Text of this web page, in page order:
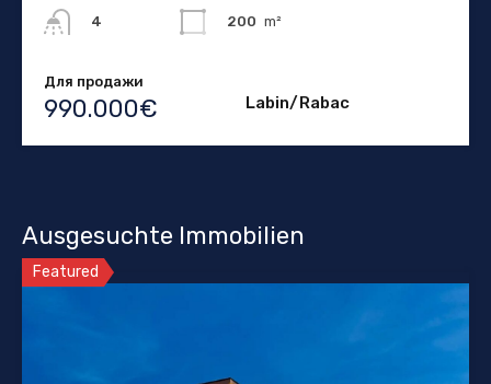
4 200 m²
Для продажи
990.000€ Labin/Rabac
Ausgesuchte Immobilien
Featured